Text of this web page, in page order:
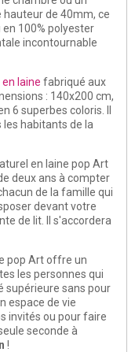
hauteur de 40mm, ce
100% polyester
incontournable
laine fabriqué aux
: 140x200 cm,
6 superbes coloris. Il
habitants de la
en laine pop Art
deux ans à compter
de la famille qui
devant votre
de lit. Il s'accordera
pop Art offre un
les personnes qui
supérieure sans pour
espace de vie
invités ou pour faire
seconde à
!